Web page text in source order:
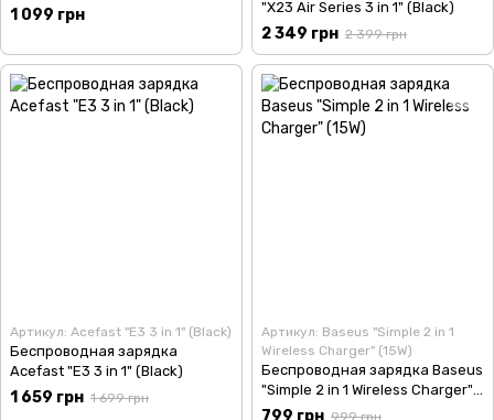
1 099 грн "X23 Air Series 3 in 1" (Black)
2 349 грн 2 399 грн
Артикул: Acefast "E3 3 in 1" (Black)
Беспроводная зарядка
Acefast "E3 3 in 1" (Black)
1 659 грн 1 699 грн
Артикул: Baseus "Simple 2 in 1
Wireless Charger" (15W)
Беспроводная зарядка Baseus
"Simple 2 in 1 Wireless Charger"
(15W)
799 грн 999 грн